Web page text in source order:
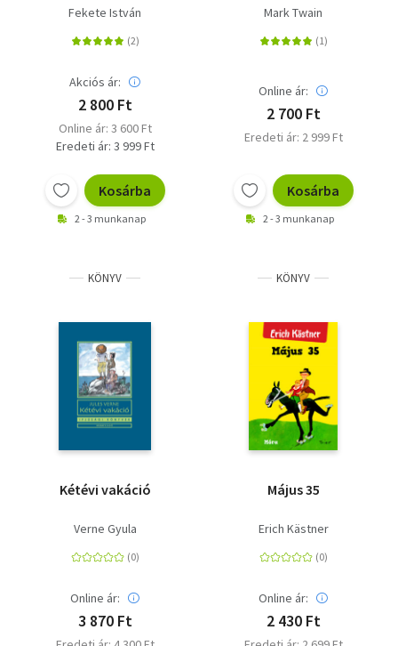
Fekete István
Akciós ár:
2 800 Ft
Online ár: 3 600 Ft
Eredeti ár: 3 999 Ft
Kosárba
2 - 3 munkanap
82.
Mark Twain
Online ár:
2 700 Ft
Eredeti ár: 2 999 Ft
Kosárba
2 - 3 munkanap
KÖNYV
Kétévi vakáció
Verne Gyula
Online ár:
3 870 Ft
KÖNYV
Május 35
Erich Kästner
Online ár:
2 430 Ft